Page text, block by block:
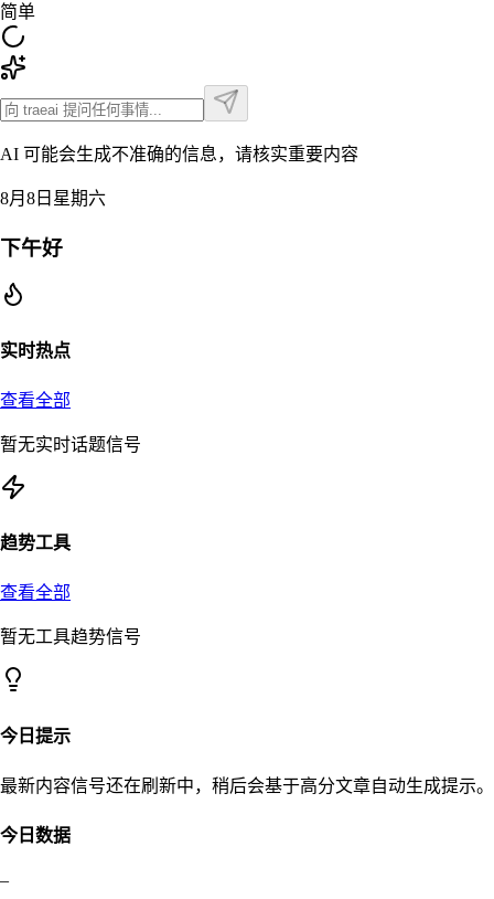
简单
AI 可能会生成不准确的信息，请核实重要内容
8月8日星期六
下午好
实时热点
查看全部
暂无实时话题信号
趋势工具
查看全部
暂无工具趋势信号
今日提示
最新内容信号还在刷新中，稍后会基于高分文章自动生成提示。
今日数据
–